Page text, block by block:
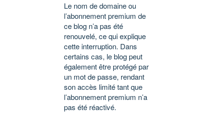
Le nom de domaine ou
l’abonnement premium de
ce blog n’a pas été
renouvelé, ce qui explique
cette interruption. Dans
certains cas, le blog peut
également être protégé par
un mot de passe, rendant
son accès limité tant que
l’abonnement premium n’a
pas été réactivé.